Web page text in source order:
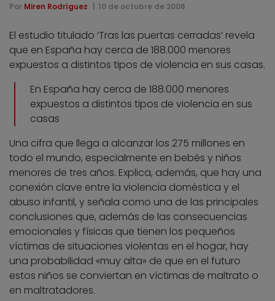
Por Miren Rodríguez 10 de octubre de 2006
El estudio titulado ‘Tras las puertas cerradas’ revela
que en España hay cerca de 188.000 menores
expuestos a distintos tipos de violencia en sus casas.
En España hay cerca de 188.000 menores
expuestos a distintos tipos de violencia en sus
casas
Una cifra que llega a alcanzar los 275 millones en
todo el mundo, especialmente en bebés y niños
menores de tres años. Explica, además, que hay una
conexión clave entre la violencia doméstica y el
abuso infantil, y señala como una de las principales
conclusiones que, además de las consecuencias
emocionales y físicas que tienen los pequeños
víctimas de situaciones violentas en el hogar, hay
una probabilidad «muy alta» de que en el futuro
estos niños se conviertan en víctimas de maltrato o
en maltratadores.